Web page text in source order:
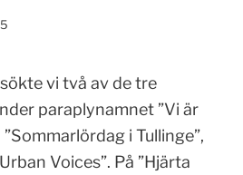
vi två av de tre
paraplynamnet ”Vi är
i Tullinge”,
Voices”. På ”Hjärta